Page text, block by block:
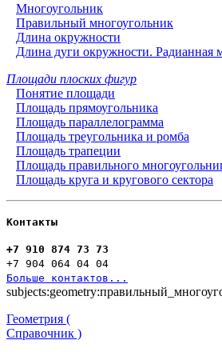
Многоугольник
Правильный многоугольник
Длина окружности
Длина дуги окружности. Радианная
Площади плоских фигур
Понятие площади
Площадь прямоугольника
Площадь параллелограмма
Площадь треугольника и ромба
Площадь трапеции
Площадь правильного
Площадь круга и кругового сектора
Контакты
+7 910 874 73 73
+7 904 064 04 04
Больше контактов...
Геометрия (
Справочник )